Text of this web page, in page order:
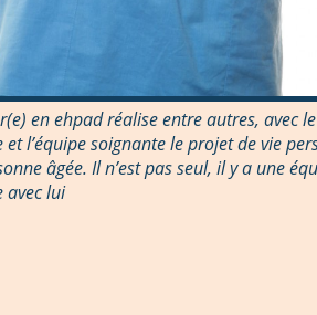
en ehpad réalise entre autres, avec
l’équipe soignante le projet de vie
âgée. Il n’est pas seul, il y a une
avec lui